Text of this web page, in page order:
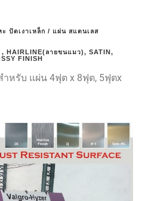
ปัดเงาเหล็ก / แผ่น สแตนเลส
HAIRLINE(ลายขนแมว), SATIN,
FINISH
หรับ แผ่น 4ฟุต x 8ฟุต, 5ฟุตx